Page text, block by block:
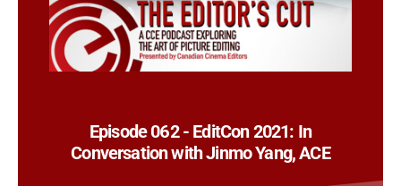
Episode 062 - EditCon 2021: In
Conversation with Jinmo Yang, ACE